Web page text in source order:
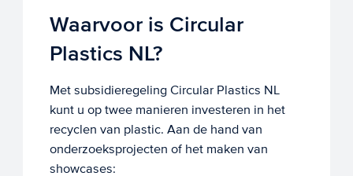
Waarvoor is Circular
Plastics NL?
Met subsidieregeling Circular Plastics NL
kunt u op twee manieren investeren in het
recyclen van plastic. Aan de hand van
onderzoeksprojecten of het maken van
showcases: